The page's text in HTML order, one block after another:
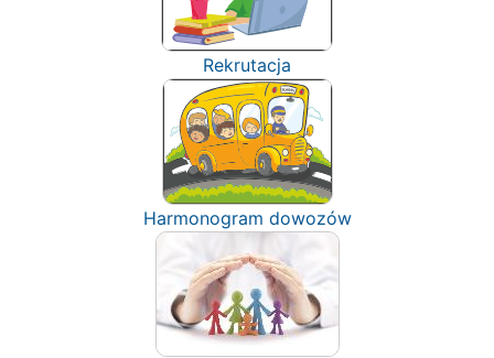
Rekrutacja
Harmonogram dowozów